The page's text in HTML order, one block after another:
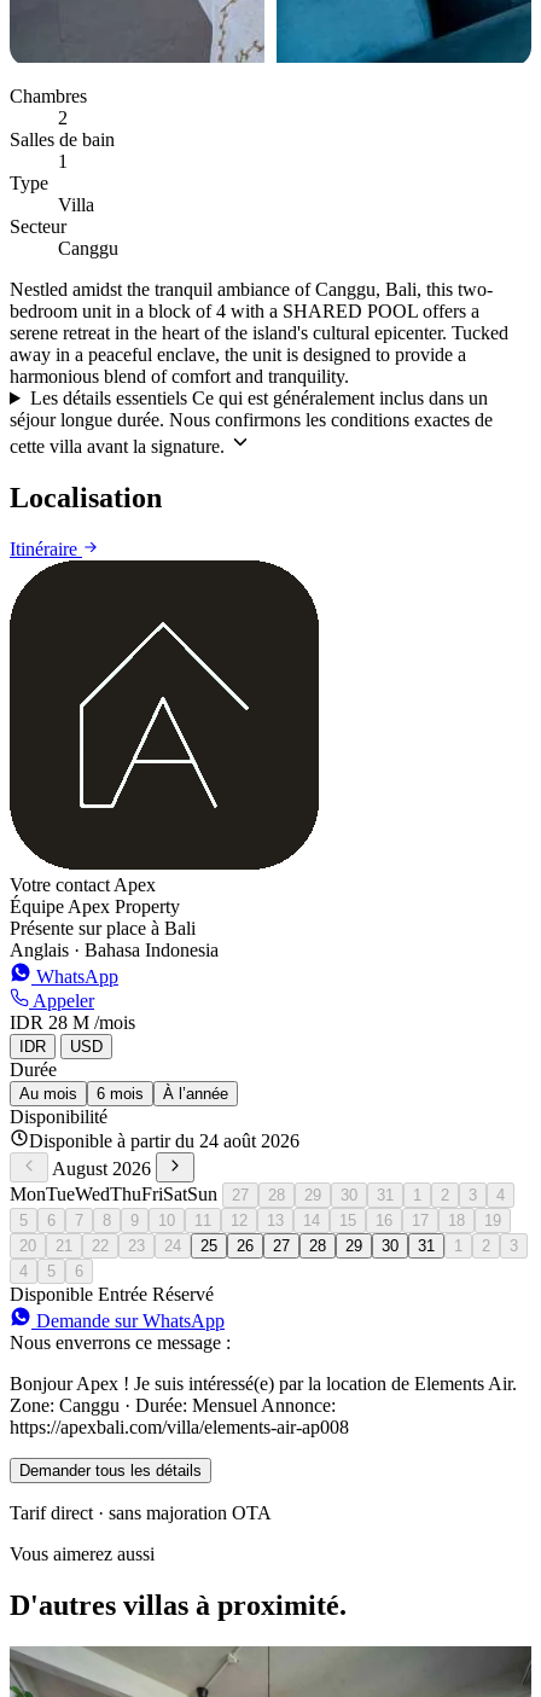
Chambres
2
Salles de bain
1
Type
Villa
Secteur
Canggu
Nestled amidst the tranquil ambiance of Canggu, Bali, this two-
bedroom unit in a block of 4 with a SHARED POOL offers a
serene retreat in the heart of the island's cultural epicenter. Tucked
away in a peaceful enclave, the unit is designed to provide a
harmonious blend of comfort and tranquility.
Les détails essentiels Ce qui est généralement inclus dans un
séjour longue durée. Nous confirmons les conditions exactes de
cette villa avant la signature.
Localisation
Itinéraire
Votre contact Apex
Équipe Apex Property
Présente sur place à Bali
Anglais · Bahasa Indonesia
WhatsApp
Appeler
IDR 28 M /mois
IDR USD
Durée
Au mois 6 mois À l’année
Disponibilité
Disponible à partir du 24 août 2026
August 2026
MonTueWedThuFriSatSun 27 28 29 30 31 1 2 3
4
5
6 7 8 9 10 11 12 13 14 15 16 17 18
19
20
21 22 23 24 25 26 27 28 29 30 31 1 2
3
4
5 6
Disponible Entrée Réservé
Demande sur WhatsApp
Nous enverrons ce message :
Bonjour Apex ! Je suis intéressé(e) par la location de Elements Air.
Zone: Canggu · Durée: Mensuel Annonce:
https://apexbali.com/villa/elements-air-ap008
Demander tous les détails
Tarif direct · sans majoration OTA
Vous aimerez aussi
D'autres villas à proximité.